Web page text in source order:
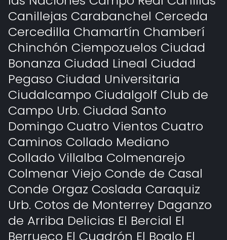
Canillejas Carabanchel Cerceda
Cercedilla Chamartín Chamberí
Chinchón Ciempozuelos Ciudad
Bonanza Ciudad Lineal Ciudad
Pegaso Ciudad Universitaria
Ciudalcampo Ciudalgolf Club de
Campo Urb. Ciudad Santo
Domingo Cuatro Vientos Cuatro
Caminos Collado Mediano
Collado Villalba Colmenarejo
Colmenar Viejo Conde de Casal
Conde Orgaz Coslada Caraquiz
Urb. Cotos de Monterrey Daganzo
de Arriba Delicias El Bercial El
Berrueco El Cuadrón El Boalo El